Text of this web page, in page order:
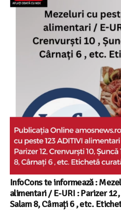
InfoCons te informează :
alimentari / E-URI : Parizer
Salam 8, Cârnați 6 , etc.